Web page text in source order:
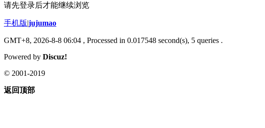
请先登录后才能继续浏览
手机版|jujumao
GMT+8, 2026-8-8 06:04 , Processed in 0.017548 second(s), 5 queries .
Powered by Discuz!
© 2001-2019
返回顶部